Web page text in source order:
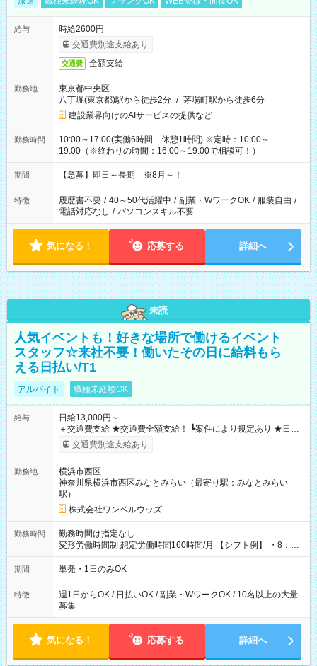
給与
時給2600円
交通費別途支給あり
交通費 全額支給
勤務地
東京都中央区
八丁堀(東京都)駅から徒歩2分 / 茅場町駅から徒歩6分
建設業界向けのAIサービスの提供など
勤務時間
10:00～17:00(実働6時間 休憩1時間) ※定時：10:00～
19:00（※終わりの時間：16:00～19:00で相談可！）
期間 【急募】即日～長期 ※8月～！
特徴 履歴書不要 / 40～50代活躍中 / 副業・WワークOK / 服装自由 /
電話対応なし / パソコンスキル不要
気になる！ 応募する 詳細へ
未読
人気イベントも！好きな場所で働けるイベント
スタッフ☆来社不要！働いたその日に給料もら
える日払い/T1
アルバイト 職種未経験OK
給与
日給13,000円～
＋交通費支給 ★交通費全額支給！ ┗案件により規定あり ★日払
いOK！（規定あり） ┗働いたその日に現金GET♪ お仕事後はコ
ンビニATMから 日払い分を引き落とせます！ 【試用期間】試
交通費別途支給あり
勤務地
横浜市西区
神奈川県横浜市西区みなとみらい（最寄り駅：みなとみらい
駅）
株式会社ワンベルウッズ
勤務時間
勤務時間は指定なし
変形労働時間制 想定労働時間160時間/月 【シフト例】 ・8：00
～21：00
期間 単発・1日のみOK
特徴
週1日からOK / 日払いOK / 副業・WワークOK / 10名以上の大量
募集
気になる！ 応募する 詳細へ